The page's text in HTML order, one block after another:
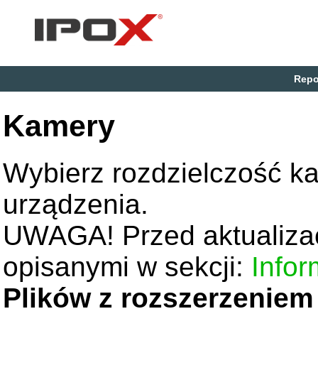
Kamery
Wybierz rozdzielczość
urządzenia.
UWAGA! Przed
opisanymi w sekcji:
Plików z